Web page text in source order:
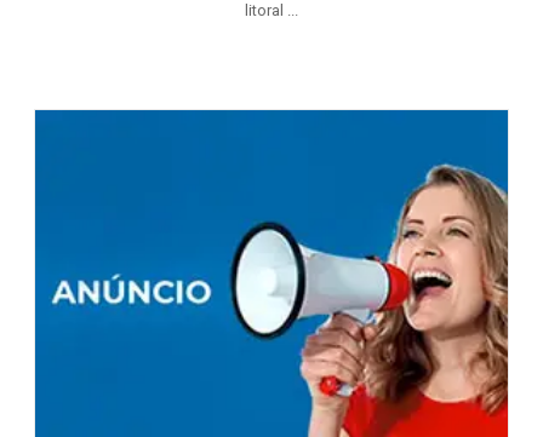
litoral ...